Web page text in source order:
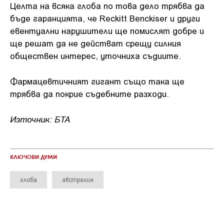
Целта на всяка глоба по това дело трябва да
бъде гаранцията, че Reckitt Benckiser и други
евентуални нарушители ще помислят добре и
ще решат да не действат срещу силния
обществен интерес, уточниха съдиите.
Фармацевтичният гигант също така ще
трябва да покрие съдебните разходи.
Източник: БТА
КЛЮЧОВИ ДУМИ
глоба австралия